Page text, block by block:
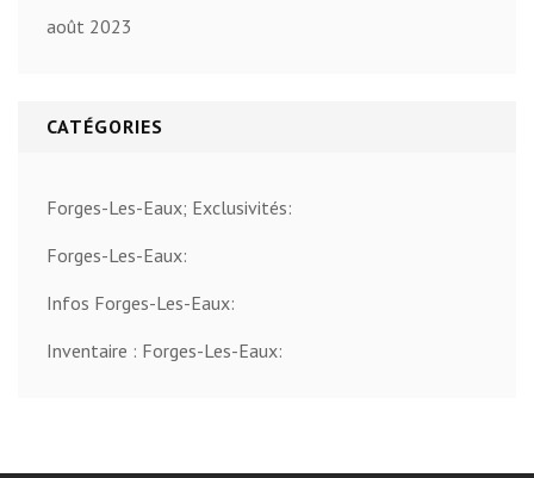
août 2023
CATÉGORIES
Forges-Les-Eaux; Exclusivités:
Forges-Les-Eaux:
Infos Forges-Les-Eaux:
Inventaire : Forges-Les-Eaux: